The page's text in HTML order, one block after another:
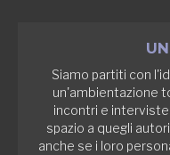
Siamo partiti con
un'ambientazione
incontri e interviste
spazio a quegli
anche se i loro